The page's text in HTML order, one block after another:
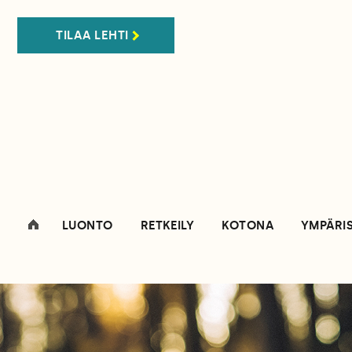
TILAA LEHTI
LUONTO RETKEILY KOTONA